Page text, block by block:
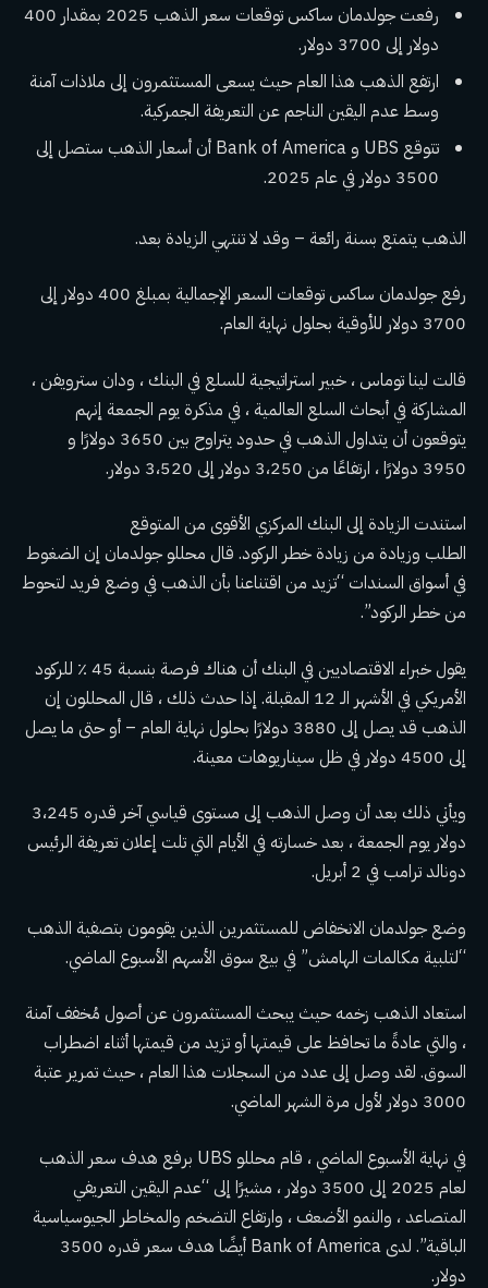
رفعت جولدمان ساكس توقعات سعر الذهب 2025 بمقدار 400
دولار إلى 3700 دولار.
ارتفع الذهب هذا العام حيث يسعى المستثمرون إلى ملاذات آمنة
وسط عدم اليقين الناجم عن التعريفة الجمركية.
تتوقع UBS و Bank of America أن أسعار الذهب ستصل إلى
3500 دولار في عام 2025.
الذهب يتمتع بسنة رائعة – وقد لا تنتهي الزيادة بعد.
رفع جولدمان ساكس توقعات السعر الإجمالية بمبلغ 400 دولار إلى
3700 دولار للأوقية بحلول نهاية العام.
قالت لينا توماس ، خبير استراتيجية للسلع في البنك ، ودان سترويفن ،
المشاركة في أبحاث السلع العالمية ، في مذكرة يوم الجمعة إنهم
يتوقعون أن يتداول الذهب في حدود يتراوح بين 3650 دولارًا و
3950 دولارًا ، ارتفاعًا من
3،250 دولار إلى 3،520 دولار.
استندت الزيادة إلى البنك المركزي الأقوى من المتوقع
الطلب وزيادة من زيادة خطر الركود. قال محللو جولدمان إن الضغوط
في أسواق السندات “تزيد من اقتناعنا بأن الذهب في وضع فريد لتحوط
من خطر الركود”.
يقول خبراء الاقتصاديين في البنك أن هناك فرصة بنسبة 45 ٪ للركود
الأمريكي في الأشهر الـ 12 المقبلة. إذا حدث ذلك ، قال المحللون إن
الذهب قد يصل إلى 3880 دولارًا بحلول نهاية العام – أو حتى ما يصل
إلى 4500 دولار في ظل سيناريوهات معينة.
ويأتي ذلك بعد أن وصل الذهب إلى مستوى قياسي آخر قدره 3،245
دولار يوم الجمعة ، بعد خسارته في الأيام التي تلت إعلان تعريفة الرئيس
دونالد ترامب في 2 أبريل.
وضع جولدمان الانخفاض للمستثمرين الذين يقومون بتصفية الذهب
“لتلبية مكالمات الهامش” في بيع سوق الأسهم الأسبوع الماضي.
استعاد الذهب زخمه حيث يبحث المستثمرون عن أصول مُخفف آمنة
، والتي عادةً ما تحافظ على قيمتها أو تزيد من قيمتها أثناء اضطراب
السوق. لقد وصل إلى عدد من السجلات هذا العام ، حيث تمرير عتبة
3000 دولار لأول مرة الشهر الماضي.
في نهاية الأسبوع الماضي ، قام محللو UBS برفع هدف سعر الذهب
لعام 2025 إلى 3500 دولار ، مشيرًا إلى “عدم اليقين التعريفي
المتصاعد ، والنمو الأضعف ، وارتفاع التضخم والمخاطر الجيوسياسية
الباقية”. لدى Bank of America أيضًا هدف سعر قدره 3500
دولار.